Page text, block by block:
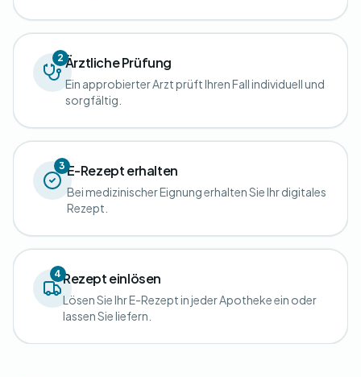
2Ärztliche Prüfung
Ein approbierter Arzt prüft Ihren Fall individuell und
sorgfältig.
3E-Rezept erhalten
Bei medizinischer Eignung erhalten Sie Ihr digitales
Rezept.
4Rezept einlösen
Lösen Sie Ihr E-Rezept in jeder Apotheke ein oder
lassen Sie liefern.